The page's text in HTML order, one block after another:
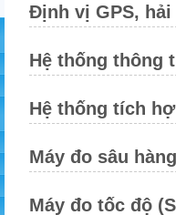
Định vị GPS, hải
Hệ thống thông
Hệ thống tích
Máy đo sâu
Máy đo tốc độ